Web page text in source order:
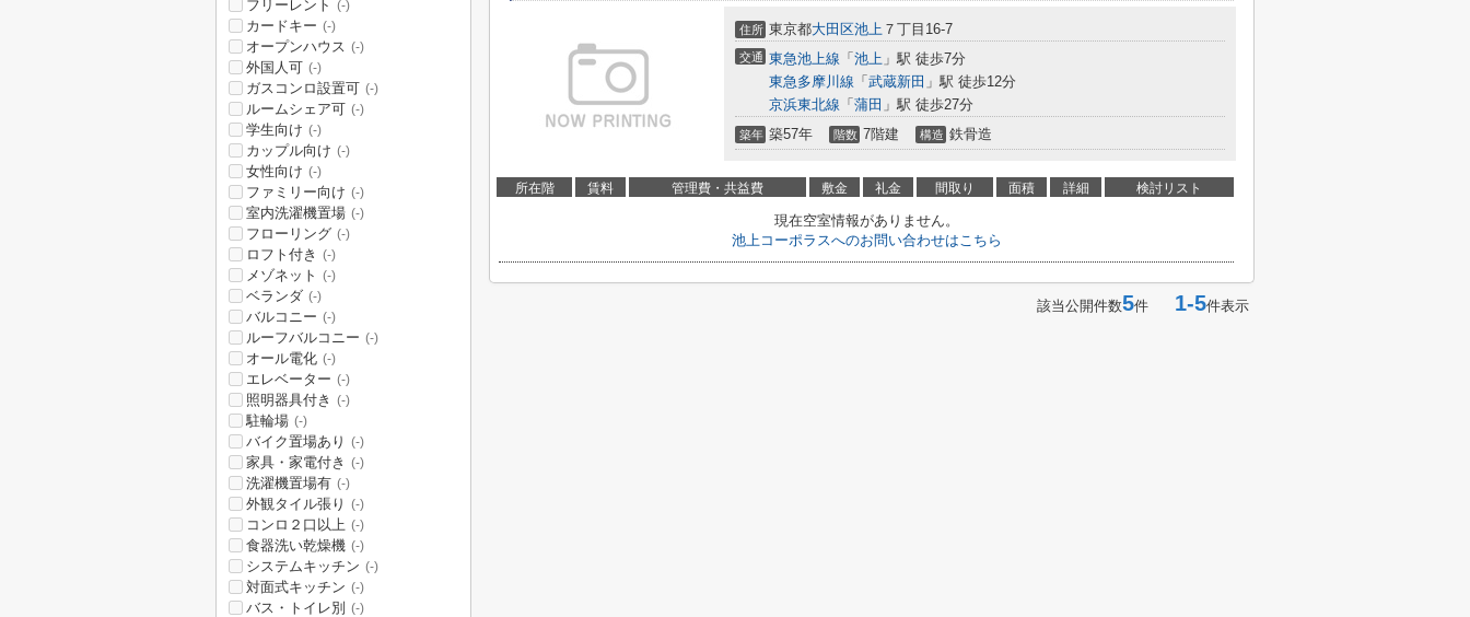
住所 東京都大田区池上 ７丁目16-7
交通 東急池上線 「 池上 」駅 徒歩7分
東急多摩川線 「 武蔵新田 」駅 徒歩12分
京浜東北線 「 蒲田 」駅 徒歩27分
築年 築57年 階数 7階建 構造 鉄骨造
所在階 賃料 管理費・共益費 敷金 礼金 間取り 面積 詳細 検討リスト
現在空室情報がありません。
池上コーポラスへのお問い合わせはこちら
該当公開件数5件 1-5件表示
フリーレント (-)
カードキー (-)
オープンハウス (-)
外国人可 (-)
ガスコンロ設置可 (-)
ルームシェア可 (-)
学生向け (-)
カップル向け (-)
女性向け (-)
ファミリー向け (-)
室内洗濯機置場 (-)
フローリング (-)
ロフト付き (-)
メゾネット (-)
ベランダ (-)
バルコニー (-)
ルーフバルコニー (-)
オール電化 (-)
エレベーター (-)
照明器具付き (-)
駐輪場 (-)
バイク置場あり (-)
家具・家電付き (-)
洗濯機置場有 (-)
外観タイル張り (-)
コンロ２口以上 (-)
食器洗い乾燥機 (-)
システムキッチン (-)
対面式キッチン (-)
バス・トイレ別 (-)